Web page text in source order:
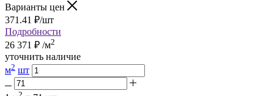
Варианты цен
371.41 ₽/шт
Подробности
26 371 ₽ /м2
уточнить наличие
м2 шт